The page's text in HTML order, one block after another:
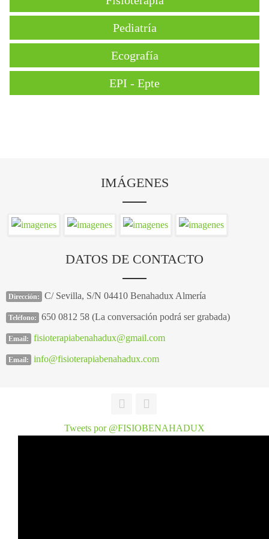
Pediatría
Ecografía
EPI - Epte
IMÁGENES
DATOS DE CONTACTO
Dirección: C/ Sevilla, S/N 04410 Benahadux Almería
Teléfono: 650 0812 58 (La conversación podrá ser grabada)
Email: fisioterapiabenahadux@gmail.com
Email: info@fisioterapiabenahadux.com
Tweets por @FISIOBENAHADUX